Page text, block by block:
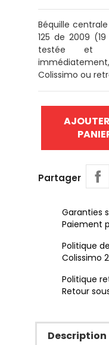
Béquille
125 de 2009
testée et
Colissimo ou
Partager
Garanties
Paiement
Politique
Colissimo
Politique
Retour
Description